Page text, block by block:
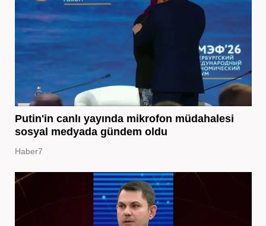
Putin'in canlı yayında mikrofon müdahalesi
sosyal medyada gündem oldu
Haber7